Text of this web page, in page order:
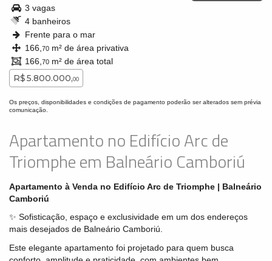
3 vagas
4 banheiros
Frente para o mar
166, 70 m² de área privativa
166, 70 m² de área total
R$ 5.800.000,00
Os preços, disponibilidades e condições de pagamento poderão ser alterados sem prévia
comunicação.
Apartamento no Edifício Arc de
Triomphe em Balneário Camboriú
Apartamento à Venda no Edifício Arc de Triomphe | Balneário
Camboriú
✨ Sofisticação, espaço e exclusividade em um dos endereços
mais desejados de Balneário Camboriú.
Este elegante apartamento foi projetado para quem busca